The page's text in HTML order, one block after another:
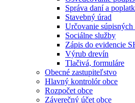
Správa daní a
Stavebný úrad
Určovanie súpisných
Sociálne služby
Zápis do evidencie
Výrub drevín
Tlačivá, formuláre
Obecné zastupiteľstvo
Hlavný kontrolór obce
Rozpočet obce
Záverečný účet obce